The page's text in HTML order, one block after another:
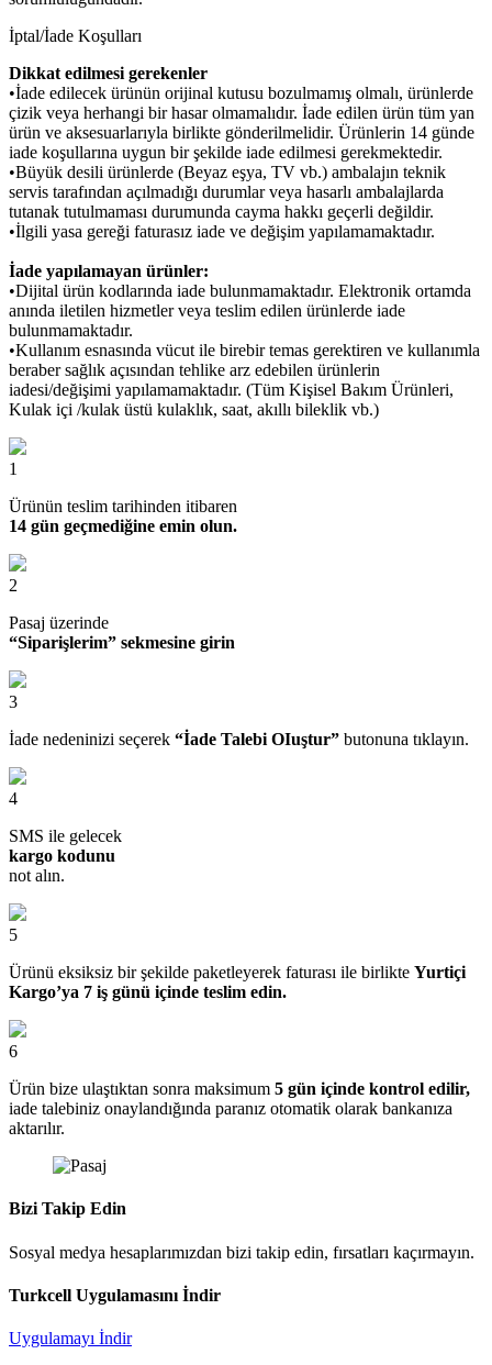
İptal/İade Koşulları
Dikkat edilmesi gerekenler
•İade edilecek ürünün orijinal kutusu bozulmamış olmalı, ürünlerde
çizik veya herhangi bir hasar olmamalıdır. İade edilen ürün tüm yan
ürün ve aksesuarlarıyla birlikte gönderilmelidir. Ürünlerin 14 günde
iade koşullarına uygun bir şekilde iade edilmesi gerekmektedir.
•Büyük desili ürünlerde (Beyaz eşya, TV vb.) ambalajın teknik
servis tarafından açılmadığı durumlar veya hasarlı ambalajlarda
tutanak tutulmaması durumunda cayma hakkı geçerli değildir.
•İlgili yasa gereği faturasız iade ve değişim yapılamamaktadır.
İade yapılamayan ürünler:
•Dijital ürün kodlarında iade bulunmamaktadır. Elektronik ortamda
anında iletilen hizmetler veya teslim edilen ürünlerde iade
bulunmamaktadır.
•Kullanım esnasında vücut ile birebir temas gerektiren ve kullanımla
beraber sağlık açısından tehlike arz edebilen ürünlerin
iadesi/değişimi yapılamamaktadır. (Tüm Kişisel Bakım Ürünleri,
Kulak içi /kulak üstü kulaklık, saat, akıllı bileklik vb.)
1
Ürünün teslim tarihinden itibaren
14 gün geçmediğine emin olun.
2
Pasaj üzerinde
“Siparişlerim” sekmesine girin
3
İade nedeninizi seçerek “İade Talebi OIuştur” butonuna tıklayın.
4
SMS ile gelecek
kargo kodunu
not alın.
5
Ürünü eksiksiz bir şekilde paketleyerek faturası ile birlikte Yurtiçi
Kargo’ya 7 iş günü içinde teslim edin.
6
Ürün bize ulaştıktan sonra maksimum 5 gün içinde kontrol edilir,
iade talebiniz onaylandığında paranız otomatik olarak bankanıza
aktarılır.
Bizi Takip Edin
Sosyal medya hesaplarımızdan bizi takip edin, fırsatları kaçırmayın.
Turkcell Uygulamasını İndir
Uygulamayı İndir